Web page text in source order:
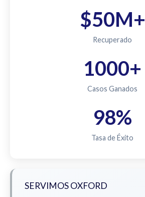
$50M+
Recuperado
1000+
Casos Ganados
98%
Tasa de Éxito
SERVIMOS OXFORD